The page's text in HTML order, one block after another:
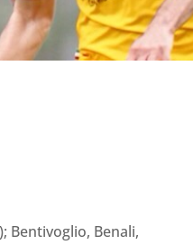
Bentivoglio, Benali,